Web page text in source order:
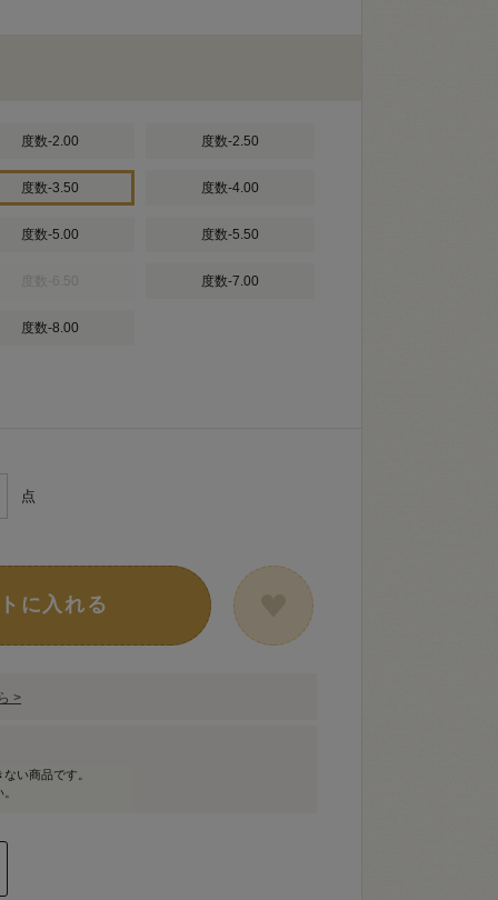
度数-2.00 度数-2.50
度数-3.50 度数-4.00
度数-5.00 度数-5.50
度数-7.00
度数-8.00
点
に入れる
>
い商品です。